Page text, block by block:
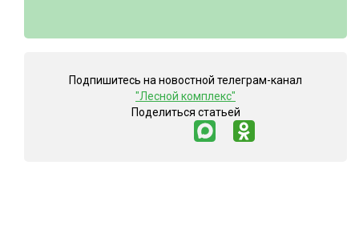
Подпишитесь на новостной телеграм-канал
"Лесной комплекс"
Поделиться статьей